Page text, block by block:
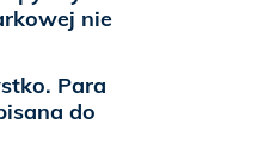
nie
Para
do